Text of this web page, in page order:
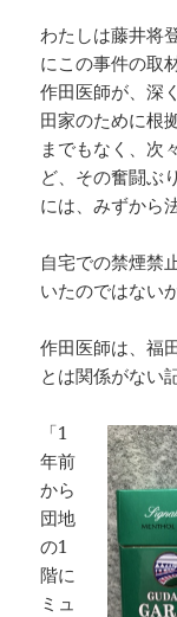
わたしは藤井将
にこの事件の取
作田医師が、深
田家のために根
までもなく、次
ど、その奮闘ぶ
には、みずから
自宅での禁煙禁
いたのではない
作田医師は、福
とは関係がない
「1
年前
から
団地
の1
階に
ミュ